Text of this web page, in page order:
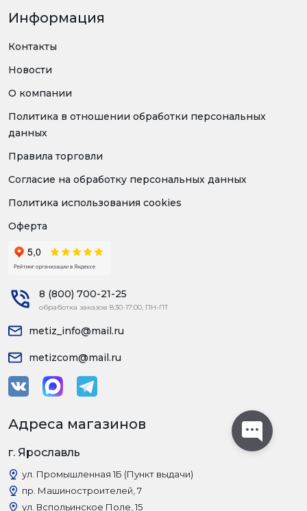
Информация
Контакты
Новости
О компании
Политика в отношении обработки персональных
данных
Правила торговли
Согласие на обработку персональных данных
Политика использования cookies
Оферта
8 (800) 700-21-25
обработка заказов 8:30-17:00, ПН-ПТ
metiz_info@mail.ru
metizcom@mail.ru
Адреса магазинов
г. Ярославль
ул. Промышленная 1Б (Пункт выдачи)
пр. Машиностроителей, 7
ул. Вспольинское Поле, 15